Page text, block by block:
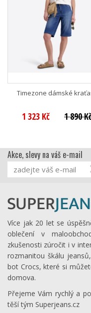
Timezone dámské
1 323 Kč 1 890
Akce, slevy na váš e-mail
Více jak 20 let se
oblečení v
zkušenosti zúročit i v
rozmanitou škálu
bot Crocs, které si
domova.
Přejeme Vám rychlý a
těší tým Superjeans.cz